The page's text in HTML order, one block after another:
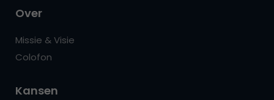
Over
Missie & Visie
Colofon
Kansen